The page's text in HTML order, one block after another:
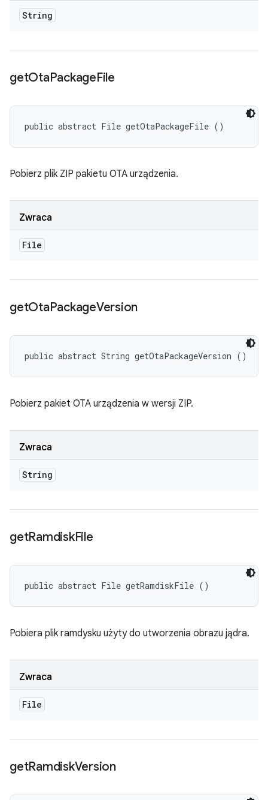
String
getOtaPackageFile
public abstract File getOtaPackageFile ()
Pobierz plik ZIP pakietu OTA urządzenia.
Zwraca
File
getOtaPackageVersion
public abstract String getOtaPackageVersion ()
Pobierz pakiet OTA urządzenia w wersji ZIP.
Zwraca
String
getRamdiskFile
public abstract File getRamdiskFile ()
Pobiera plik ramdysku użyty do utworzenia obrazu jądra.
Zwraca
File
getRamdiskVersion